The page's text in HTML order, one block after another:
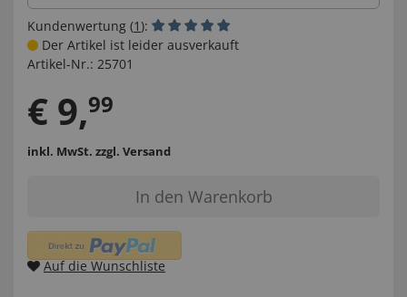
Kundenwertung (1):
Der Artikel ist leider ausverkauft
Artikel-Nr.: 25701
€ 9,99
inkl. MwSt. zzgl. Versand
In den Warenkorb
Auf die Wunschliste